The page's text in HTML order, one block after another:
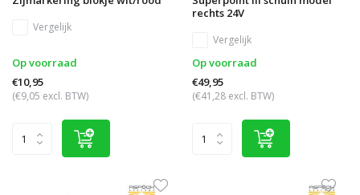
Vergelijk
Op voorraad
€10,95
(€9,05 excl. BTW)
rechts 24V
Vergelijk
Op voorraad
€49,95
(€41,28 excl. BTW)